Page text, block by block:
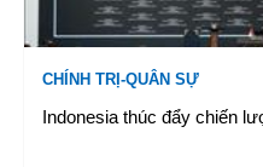
CHÍNH TRỊ-QUÂN SỰ
Indonesia thúc đẩy chiến